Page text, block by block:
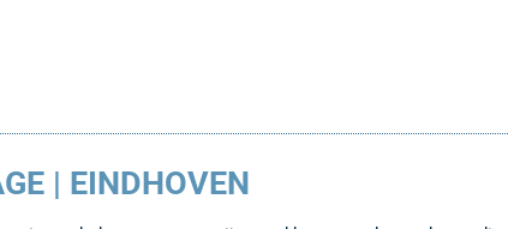
| EINDHOVEN